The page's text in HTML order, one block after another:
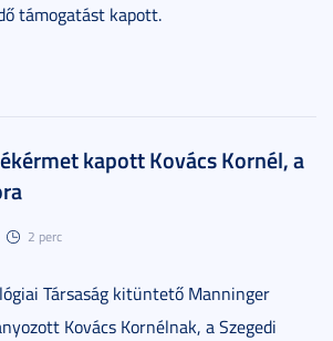
támogatást kapott.
kapott Kovács Kornél, a
2 perc
Társaság kitüntető Manninger
Kovács Kornélnak, a Szegedi